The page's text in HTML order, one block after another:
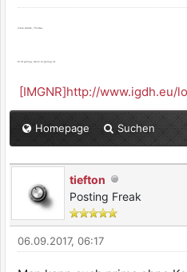
Viele Grüße, Thomas
Es ist genug, wenn es genug ist.
[IMGNR]http://www.igdh.eu/
Homepage Suchen
tiefton
Posting Freak
06.09.2017, 06:17